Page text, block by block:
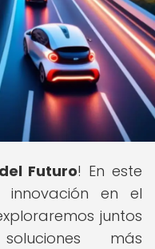
Futuro! En este
en el
juntos
más